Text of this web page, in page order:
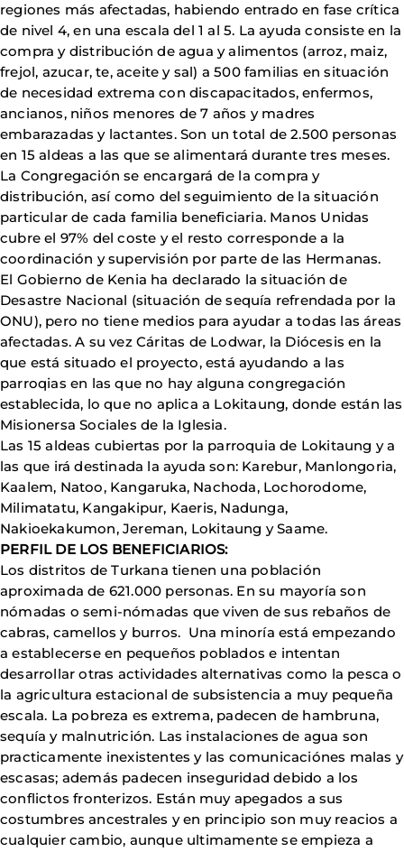
regiones más afectadas, habiendo entrado en fase crítica
de nivel 4, en una escala del 1 al 5. La ayuda consiste en la
compra y distribución de agua y alimentos (arroz, maiz,
frejol, azucar, te, aceite y sal) a 500 familias en situación
de necesidad extrema con discapacitados, enfermos,
ancianos, niños menores de 7 años y madres
embarazadas y lactantes. Son un total de 2.500 personas
en 15 aldeas a las que se alimentará durante tres meses.
La Congregación se encargará de la compra y
distribución, así como del seguimiento de la situación
particular de cada familia beneficiaria. Manos Unidas
cubre el 97% del coste y el resto corresponde a la
coordinación y supervisión por parte de las Hermanas.
El Gobierno de Kenia ha declarado la situación de
Desastre Nacional (situación de sequía refrendada por la
ONU), pero no tiene medios para ayudar a todas las áreas
afectadas. A su vez Cáritas de Lodwar, la Diócesis en la
que está situado el proyecto, está ayudando a las
parroqias en las que no hay alguna congregación
establecida, lo que no aplica a Lokitaung, donde están las
Misionersa Sociales de la Iglesia.
Las 15 aldeas cubiertas por la parroquia de Lokitaung y a
las que irá destinada la ayuda son: Karebur, Manlongoria,
Kaalem, Natoo, Kangaruka, Nachoda, Lochorodome,
Milimatatu, Kangakipur, Kaeris, Nadunga,
Nakioekakumon, Jereman, Lokitaung y Saame.
PERFIL DE LOS BENEFICIARIOS:
Los distritos de Turkana tienen una población
aproximada de 621.000 personas. En su mayoría son
nómadas o semi-nómadas que viven de sus rebaños de
cabras, camellos y burros. Una minoría está empezando
a establecerse en pequeños poblados e intentan
desarrollar otras actividades alternativas como la pesca o
la agricultura estacional de subsistencia a muy pequeña
escala. La pobreza es extrema, padecen de hambruna,
sequía y malnutrición. Las instalaciones de agua son
practicamente inexistentes y las comunicaciónes malas y
escasas; además padecen inseguridad debido a los
conflictos fronterizos. Están muy apegados a sus
costumbres ancestrales y en principio son muy reacios a
cualquier cambio, aunque ultimamente se empieza a